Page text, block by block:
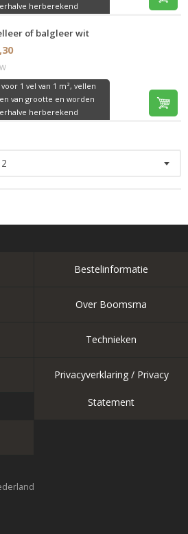
herberekend
of balgleer wit
voor 1 vel van 1 m², vellen
van grootte en worden
herberekend
Bestelinformatie
Over Boomsma
Technieken
Privacyverklaring / Privacy
Statement